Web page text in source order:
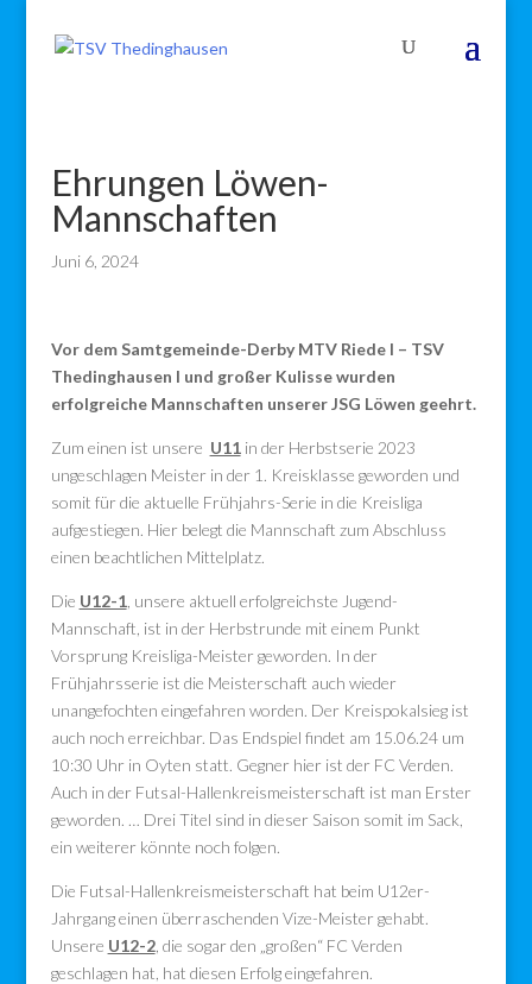
Ehrungen Löwen-
Mannschaften
Juni 6, 2024
Vor dem Samtgemeinde-Derby MTV Riede I – TSV
Thedinghausen I und großer Kulisse wurden
erfolgreiche Mannschaften unserer JSG Löwen geehrt.
Zum einen ist unsere U11in der Herbstserie 2023
ungeschlagen Meister in der 1. Kreisklasse geworden und
somit für die aktuelle Frühjahrs-Serie in die Kreisliga
aufgestiegen. Hier belegt die Mannschaft zum Abschluss
einen beachtlichen Mittelplatz.
Die U12-1, unsere aktuell erfolgreichste Jugend-
Mannschaft, ist in der Herbstrunde mit einem Punkt
Vorsprung Kreisliga-Meister geworden. In der
Frühjahrsserie ist die Meisterschaft auch wieder
unangefochten eingefahren worden. Der Kreispokalsieg ist
auch noch erreichbar. Das Endspiel findet am 15.06.24 um
10:30 Uhr in Oyten statt. Gegner hier ist der FC Verden.
Auch in der Futsal-Hallenkreismeisterschaft ist man Erster
geworden. … Drei Titel sind in dieser Saison somit im Sack,
ein weiterer könnte noch folgen.
Die Futsal-Hallenkreismeisterschaft hat beim U12er-
Jahrgang einen überraschenden Vize-Meister gehabt.
Unsere U12-2, die sogar den „großen“ FC Verden
geschlagen hat, hat diesen Erfolg eingefahren.